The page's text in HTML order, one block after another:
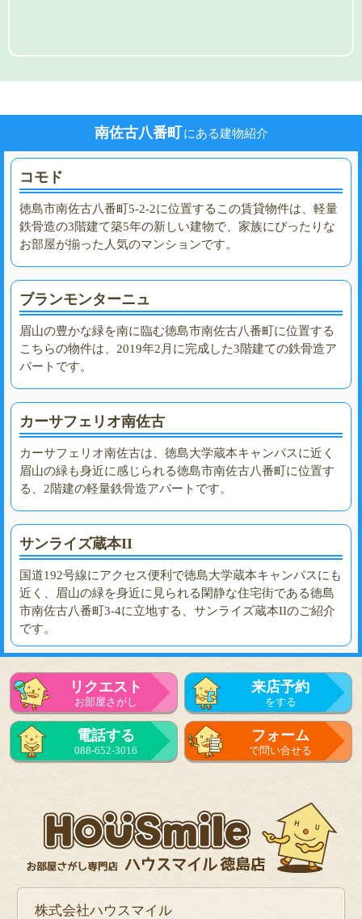
南佐古八番町 にある建物紹介
コモド
徳島市南佐古八番町5-2-2に位置するこの賃貸物件は、軽量
鉄骨造の3階建て築5年の新しい建物で、家族にぴったりな
お部屋が揃った人気のマンションです。
ブランモンターニュ
眉山の豊かな緑を南に臨む徳島市南佐古八番町に位置する
こちらの物件は、2019年2月に完成した3階建ての鉄骨造ア
パートです。
カーサフェリオ南佐古
カーサフェリオ南佐古は、徳島大学蔵本キャンパスに近く
眉山の緑も身近に感じられる徳島市南佐古八番町に位置す
る、2階建の軽量鉄骨造アパートです。
サンライズ蔵本II
国道192号線にアクセス便利で徳島大学蔵本キャンパスにも
近く、眉山の緑を身近に見られる閑静な住宅街である徳島
市南佐古八番町3-4に立地する、サンライズ蔵本IIのご紹介
です。
リクエスト
お部屋さがし
来店予約
をする
電話する
088-652-3016
フォーム
で問い合せる
株式会社ハウスマイル